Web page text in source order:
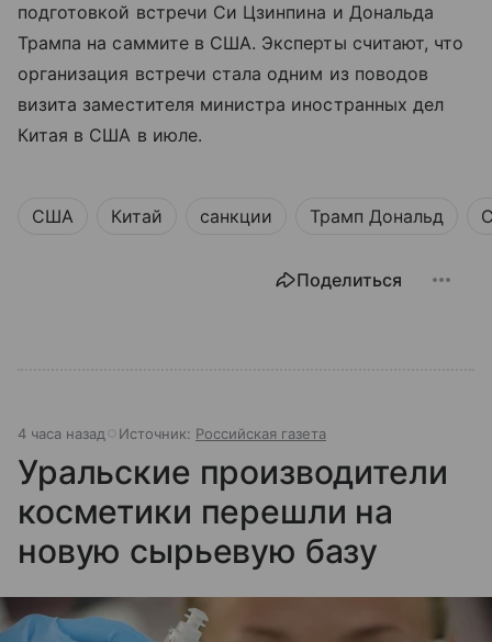
подготовкой встречи Си Цзинпина и Дональда
Трампа на саммите в США. Эксперты считают, что
организация встречи стала одним из поводов
визита заместителя министра иностранных дел
Китая в США в июле.
США Китай санкции Трамп Дональд
Поделиться
4 часа назад Источник: Российская газета
Уральские производители
косметики перешли на
новую сырьевую базу